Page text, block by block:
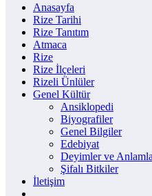
Anasayfa
Rize Tarihi
Rize Tanıtım
Atmaca
Rize
Rize İlçeleri
Rizeli Ünlüler
Genel Kültür
Ansiklopedi
Biyografiler
Genel Bilgiler
Edebiyat
Deyimler ve
Şifalı Bitkiler
İletişim